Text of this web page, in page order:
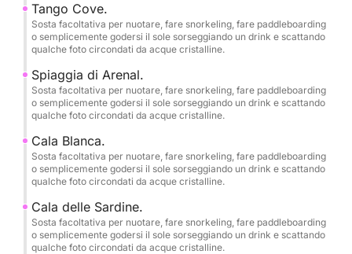
barca ai luoghi più spettacolari della Costa Blanca,
questa moderna imbarcazione nuova di zecca è
perfetta per te!
Dotata di un potente motore fuoribordo Suzuki a 4
tempi da 175 CV. Alimentata a benzina e con una
imbarcazione "Open Day" è veloce, pratica e ideale
perché il suo pescaggio ridotto permette di
esplorare da vicino le migliori acque cristalline e
poco profonde della zona, avventurarsi in grotte
marine nascoste e ammirare scogliere mozzafiato
con viste uniche dal mare.
Tango Cove.
Sosta facoltativa per nuotare, fare snorkeling, fare paddleboarding
o semplicemente godersi il sole sorseggiando un drink e scattando
qualche foto circondati da acque cristalline.
Spiaggia di Arenal.
Sosta facoltativa per nuotare, fare snorkeling, fare paddleboarding
o semplicemente godersi il sole sorseggiando un drink e scattando
qualche foto circondati da acque cristalline.
Cala Blanca.
Sosta facoltativa per nuotare, fare snorkeling, fare paddleboarding
o semplicemente godersi il sole sorseggiando un drink e scattando
qualche foto circondati da acque cristalline.
Cala delle Sardine.
Sosta facoltativa per nuotare, fare snorkeling, fare paddleboarding
o semplicemente godersi il sole sorseggiando un drink e scattando
qualche foto circondati da acque cristalline.